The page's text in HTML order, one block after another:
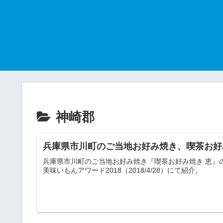
神崎郡
兵庫県市川町のご当地お好み焼き、喫茶お
兵庫県市川町のご当地お好み焼き『喫茶お好み焼き 恵
美味いもんアワード2018（2018/4/28）にて紹介。